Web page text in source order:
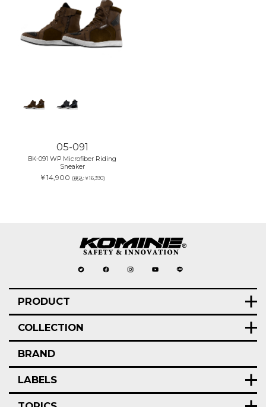
05-091
BK-091 WP Microfiber Riding
Sneaker
￥14,900 (税込:￥16,390)
PRODUCT
COLLECTION
BRAND
LABELS